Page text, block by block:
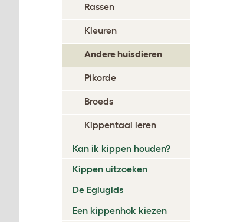
Rassen
Kleuren
Andere huisdieren
Pikorde
Broeds
Kippentaal leren
Kan ik kippen houden?
Kippen uitzoeken
De Eglugids
Een kippenhok kiezen